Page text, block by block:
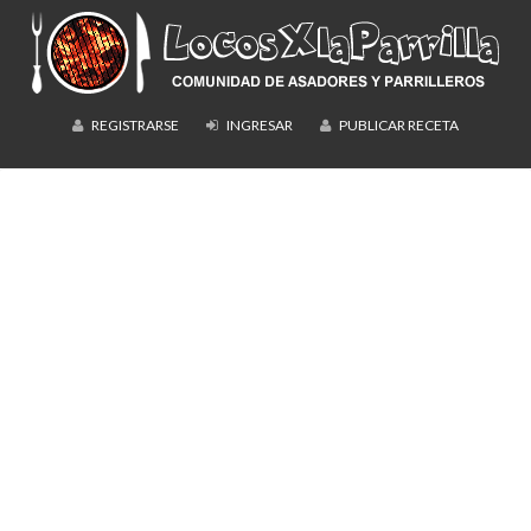
REGISTRARSE INGRESAR PUBLICAR RECETA